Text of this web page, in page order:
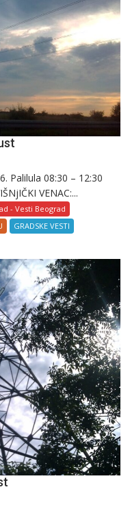
Palilula 08:30 – 12:30
VENAC:...
- Vesti Beograd
GRADSKE VESTI